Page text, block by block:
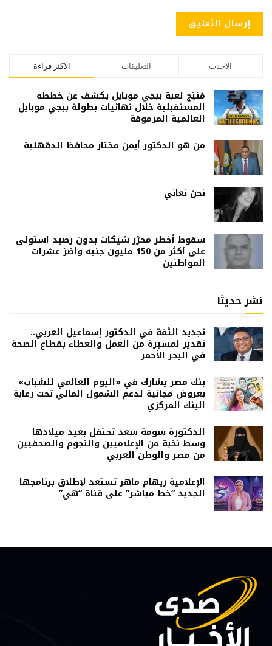
الاكثر قراءة التعليقات الاحدث
مُنتِج لعبة ببجي موبايل يكشف عن خططه
المستقبلية خلال نهائيات بطولة ببجي موبايل
العالمية المرموقة
من هو الدكتور أيمن مختار محافظ الدقهلية
نحن نعاني
سقوط أخطر محرّر شيكات بدون رصيد استولى
على أكثر من 150 مليون جنيه وأضرّ عشرات
المواطنين
نشر حديثا
تجديد الثقة في الدكتور إسماعيل العربي..
تقدير لمسيرة من العمل والعطاء بقطاع الصحة
في البحر الأحمر
بنك مصر يشارك في «اليوم العالمي للشباب»
بعروض مجانية لدعم الشمول المالي تحت رعاية
البنك المركزي
الدكتورة سومة سعد تحتفل بعيد ميلادها
وسط نخبة من الإعلاميين والنجوم والصحفيين
من مصر والوطن العربي
الإعلامية ريهام ماهر تستعد لإطلاق برنامجها
الجديد “خط مباشر” على قناة “هي”